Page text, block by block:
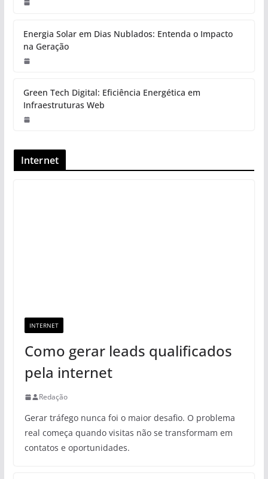
Energia Solar em Dias Nublados: Entenda o Impacto
na Geração
Green Tech Digital: Eficiência Energética em
Infraestruturas Web
Internet
INTERNET
Como gerar leads qualificados
pela internet
Redação
Gerar tráfego nunca foi o maior desafio. O problema
real começa quando visitas não se transformam em
contatos e oportunidades.